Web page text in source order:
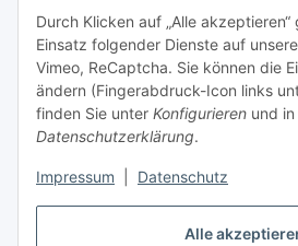
Alle
Durch Klicken auf „Alle
Einsatz folgender Dienste auf
Vimeo, ReCaptcha. Sie können die
ändern (Fingerabdruck-Icon links
finden Sie unter Konfigurieren und
Datenschutzerklärung.
Impressum Datenschutz
Paketdienst und Spedition
Regionaler Lieferservice im
Sicherheit